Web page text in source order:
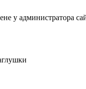
у администратора